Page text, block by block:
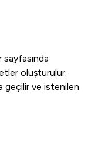
oluşturulur.
geçilir ve istenilen